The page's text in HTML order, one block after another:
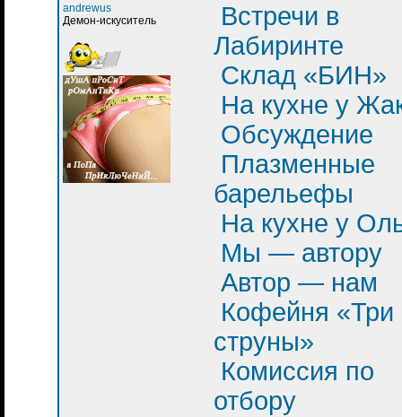
andrewus
Демон-искуситель
Встречи в
Лабиринте
Склад «БИН»
На кухне у
Обсуждение
Плазменные
барельефы
На кухне у
Мы — автору
Автор — нам
Кофейня «Три
струны»
Комиссия по
отбору